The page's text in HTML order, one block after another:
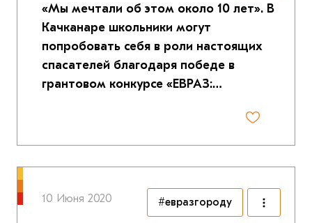
«Мы мечтали об этом около 10 лет». В
Качканаре школьники могут
попробовать себя в роли настоящих
спасателей благодаря победе в
грантовом конкурсе «ЕВРАЗ:…
10 Июня 2020 #евразгороду